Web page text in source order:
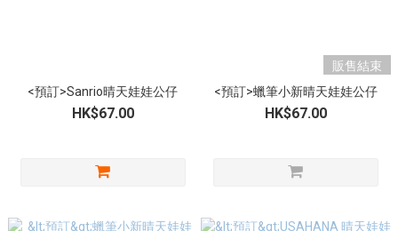
<預訂>Sanrio晴天娃娃公仔
HK$67.00
販售結束
<預訂>蠟筆小新晴天娃娃公仔
HK$67.00